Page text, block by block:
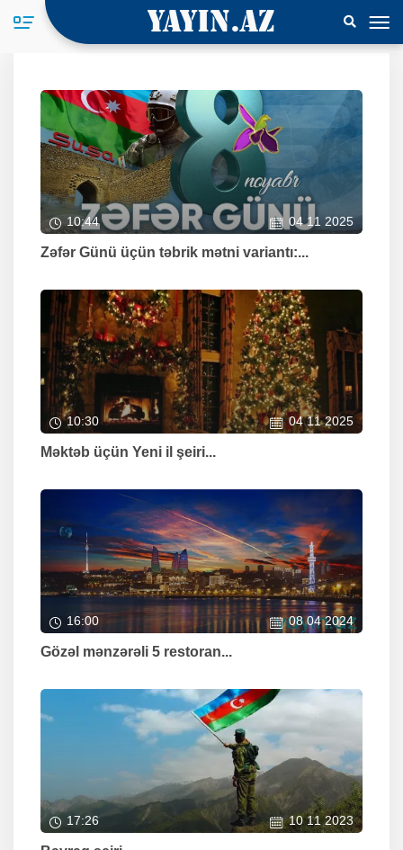
10:44 04 11 2025
Zəfər Günü üçün təbrik mətni variantı:...
10:30 04 11 2025
Məktəb üçün Yeni il şeiri...
16:00 08 04 2024
Gözəl mənzərəli 5 restoran...
17:26 10 11 2023